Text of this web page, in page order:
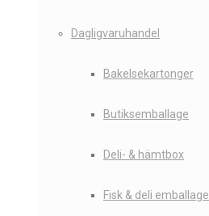
Dagligvaruhandel
Bakelsekartonger
Butiksemballage
Deli- & hämtbox
Fisk & deli emballage